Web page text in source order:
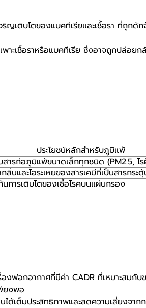
ญเติบโตของแบคทีเรียและเชื้อรา ที่ถูกดั
าะเชื้อราหรือแบคทีเรีย ซึ่งอาจถูกปล่อยก
ประโยชน์หลักสำหรับภูมิแพ้
ารก่อภูมิแพ้ขนาดเล็กทุกชนิด (PM2.5, ไร
ลิ่นและไอระเหยของสารเคมีที่เป็นสารกระ
การเติบโตของเชื้อโรคบนแผ่นกรอง
ฟอกอากาศที่มีค่า CADR ที่เหมาะสมกับ
ยงพอ
ด้เต็มประสิทธิภาพและลดความเสี่ยงจาก